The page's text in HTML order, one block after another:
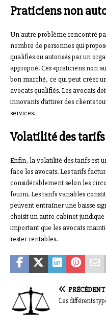
Praticiens non
Un autre problème rencontré
nombre de personnes qui
qualifiés ou autorisés par un
approprié. Ces «praticiens non
bon marché, ce qui peut créer
avocats qualifiés. Les avocats
innovants d’attirer des clients
services.
Volatilité des tarifs
Enfin, la volatilité des tarifs est
face les avocats. Les tarifs
considérablement selon les
fourni. Les tarifs variables
peuvent entraîner une baisse
choisit un autre cabinet
important que les avocats
rester rentables.
PRÉCÉDENT
Les différents